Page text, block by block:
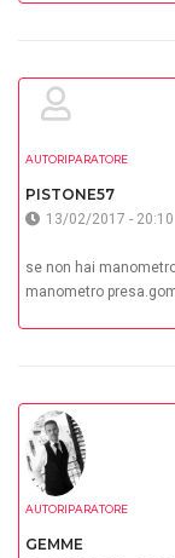
AUTORIPARATORE
PISTONE57
13/02/2017 - 20:10
se non hai
manometro
AUTORIPARATORE
GEMME